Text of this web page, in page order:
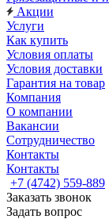
Акции
Услуги
Как купить
Условия оплаты
Условия доставки
Гарантия на товар
Компания
О компании
Вакансии
Сотрудничество
Контакты
Контакты
+7 (4742) 559-889
Заказать звонок
Задать вопрос